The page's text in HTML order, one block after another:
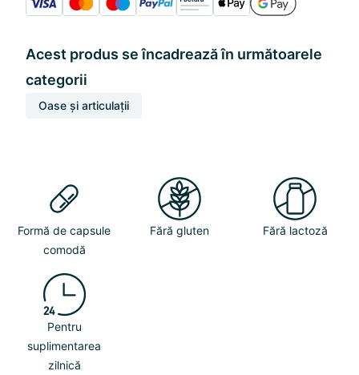
Acest produs se încadrează în următoarele
categorii
Oase și articulații
Formă de capsule
comodă
Fără gluten Fără lactoză
Pentru
suplimentarea
zilnică